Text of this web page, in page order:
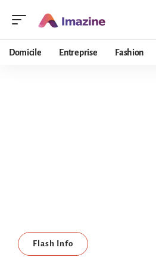
Domicile Entreprise Fashion
Flash Info